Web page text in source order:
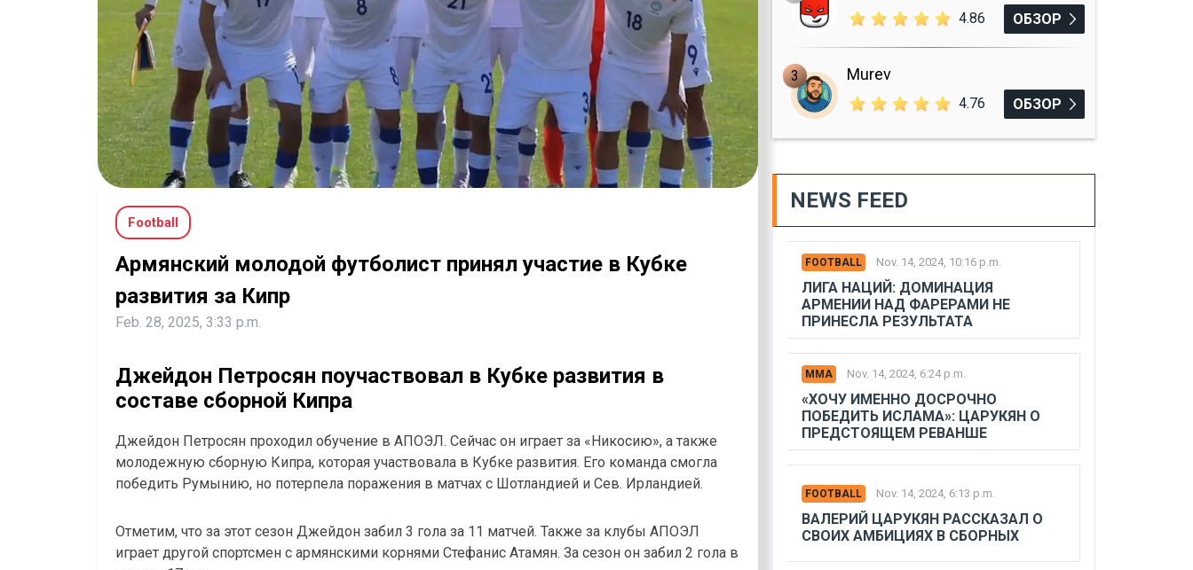
Football
Армянский молодой футболист принял участие в Кубке
развития за Кипр
Feb. 28, 2025, 3:33 p.m.
Джейдон Петросян поучаствовал в Кубке развития в
составе сборной Кипра
Джейдон Петросян проходил обучение в АПОЭЛ. Сейчас он играет за «Никосию», а также
молодежную сборную Кипра, которая участвовала в Кубке развития. Его команда смогла
победить Румынию, но потерпела поражения в матчах с Шотландией и Сев. Ирландией.
Отметим, что за этот сезон Джейдон забил 3 гола за 11 матчей. Также за клубы АПОЭЛ
играет другой спортсмен с армянскими корнями Стефанис Атамян. За сезон он забил 2 гола в
4.86 ОБЗОР
3 Murev
4.76 ОБЗОР
NEWS FEED
FOOTBALL Nov. 14, 2024, 10:16 p.m.
ЛИГА НАЦИЙ: ДОМИНАЦИЯ
АРМЕНИИ НАД ФАРЕРАМИ НЕ
ПРИНЕСЛА РЕЗУЛЬТАТА
MMA Nov. 14, 2024, 6:24 p.m.
«ХОЧУ ИМЕННО ДОСРОЧНО
ПОБЕДИТЬ ИСЛАМА»: ЦАРУКЯН О
ПРЕДСТОЯЩЕМ РЕВАНШЕ
FOOTBALL Nov. 14, 2024, 6:13 p.m.
ВАЛЕРИЙ ЦАРУКЯН РАССКАЗАЛ О
СВОИХ АМБИЦИЯХ В СБОРНЫХ